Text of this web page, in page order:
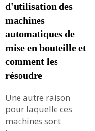
d'utilisation des
machines
automatiques de
mise en bouteille et
comment les
résoudre
Une autre raison
pour laquelle ces
machines sont